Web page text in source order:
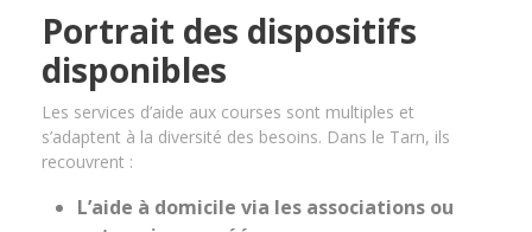
Portrait des dispositifs
disponibles
Les services d’aide aux courses sont multiples et
s’adaptent à la diversité des besoins. Dans le Tarn, ils
recouvrent :
L’aide à domicile via les associations ou